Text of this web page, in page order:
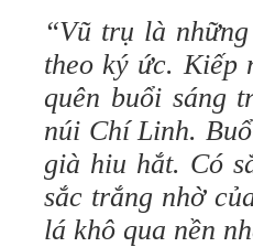
“Vũ trụ là
theo ký ức. Kiếp
quên buổi sáng
núi Chí Linh.
già hiu hắt. Có
sắc trắng nhờ
lá khô qua nền